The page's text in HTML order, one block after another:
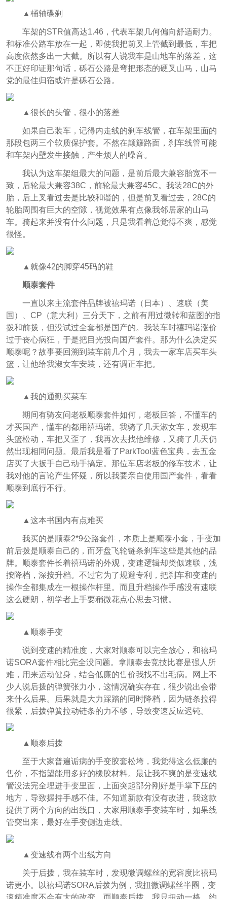
▲桶轴碟刹
车架的STR值高达1.46，代表车架几何偏向舒适耐力。
和标准公路车放在一起，即使我把前叉上管截到最低，车把
高度依然多出一大截。所以有人说我车是山地车的落差，这
不正好印证那句话，砾石公路是弯把形态的硬叉山马，山马
党的最佳归宿或许是砾石公路。
▲很长的头管，很小的落差
如果自己装车，记得内走线的刹车线管，在车架里面的
那段包两三个软质保护套。不然在颠簸路面，刹车线管可能
和车架内壁发生接触，产生烦人的噪音。
我认为这车架组最大的问题，是前后最大兼容胎宽不一
致，后轮最大兼容38C，前轮最大兼容45C。我装28C的外
胎，后上叉看过去是比较和谐的，但是前叉看过去，28C的
轮胎周围有巨大的空隙，视觉效果有点像我邻居家的山马
车。骑起来并没有什么问题，只是我看着总觉得不爽，感觉
很怪。
▲就像42的脚穿45码的鞋
顺泰套件
一直以来主流套件品牌被禧玛诺（日本）、速联（美
国）、CP（意大利）三分天下，之前有用过微转和蓝图的指
拨和前拨，但没试过全套都是国产的。我装车时禧玛诺涨价
过于丧心病狂，于是把目光投向国产套件。那为什么决定买
顺泰呢？故事要回溯到装车前几个月，我去一家车店买车头
篮，让他给我淑女车安装，还有调正车把。
▲我的通勤买菜车
期间有骑友问老板顺泰套件如何，老板回答，不懂车的
才买国产，懂车的都用禧玛诺。我骑了几天淑女车，发现车
头篮松动，车把又歪了，我再次去找他维修，又骑了几天仍
然出现相同问题。最后我是看了ParkTool蓝色宝典，去五金
店买了大扳手自己动手搞定。那位车店老板的修车技术，让
我对他的言论产生怀疑，所以我要亲自使用国产套件，看看
顺泰到底行不行。
▲这本书国内有点难买
我买的是顺泰2*9公路套件，本质上是顺泰小套，手变加
前后拨是顺泰自己的，而牙盘飞轮链条刹车这些是其他的品
牌。顺泰套件长着禧玛诺的外观，变速逻辑却类似速联，浅
按降档，深按升档。不过它为了规避专利，把刹车和变速的
操作全都集成在一根操作杆里。而且升档操作手感没有速联
这么硬朗，初学者上手要稍微花点心思去习惯。
▲顺泰手变
说到变速的精准度，大家对顺泰可以完全放心，和禧玛
诺SORA套件相比完全没问题。拿顺泰去竞技比赛是强人所
难，用来运动健身，结合低廉的售价我找不出毛病。网上不
少人说后拨的弹簧张力小，这情况确实存在，很少说出会带
来什么后果。后果就是大力踩踏的同时降档，因为链条拉得
很紧，后拨弹簧拉动链条的力不够，导致变速反应迟钝。
▲顺泰后拨
至于大家普遍诟病的手变胶套松垮，我觉得这么低廉的
售价，不指望能用多好的橡胶材料。最让我不爽的是变速线
管没法完全埋进手变里面，上面突起部分刚好是手掌下压的
地方，导致握持手感不佳。不知道新款有没有改进，我这款
提供了两个方向的出线口，大家用顺泰手变装车时，如果线
管突出来，最好在手变侧边走线。
▲变速线有两个出线方向
关于后拨，我在装车时，发现微调螺丝的宽容度比禧玛
诺更小。以禧玛诺SORA后拨为例，我扭微调螺丝半圈，变